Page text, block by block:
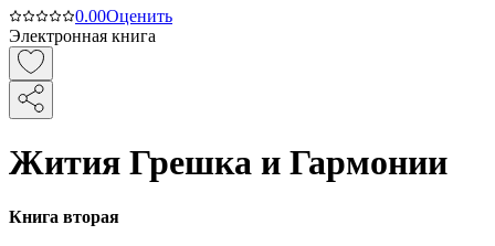
0.00Оценить
Электронная книга
Жития Грешка и Гармонии
Книга вторая